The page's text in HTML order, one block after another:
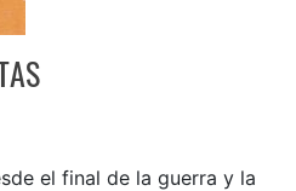
el final de la guerra y la